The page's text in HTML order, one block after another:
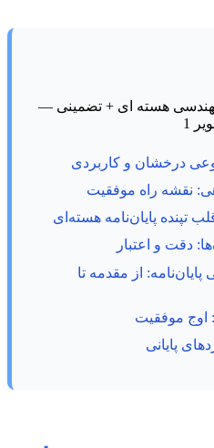
درخشان و کاربردی
نقشه راه موفقیت
پایان‌نامه هسته‌ای
دقت و اعتبار
از مقدمه تا
اوج موفقیت
پایانی